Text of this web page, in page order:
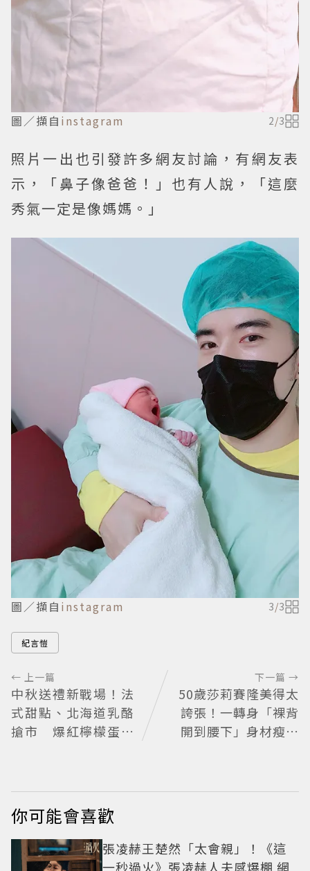
圖／擷自 instagram 2/3
照片一出也引發許多網友討論，有網友表
示，「鼻子像爸爸！」也有人說，「這麼
秀氣一定是像媽媽。」
圖／擷自 instagram 3/3
紀言愷
← 上一篇
中秋送禮新戰場！法
式甜點、北海道乳酪
搶市 爆紅檸檬蛋糕
下一篇 →
50歲莎莉賽隆美得太
誇張！一轉身「裸背
開到腰下」身材瘦到
你可能會喜歡
張凌赫王楚然「太會親」！《這
一秒過火》張凌赫人夫感爆棚 網